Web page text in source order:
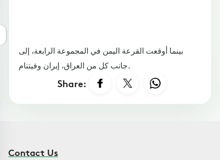
بينما أوقعت القرعة اليمن في المجموعة الرابعة، إلى
جانب كل من العراق، إيران وفيتنام.
Share:
Contact Us